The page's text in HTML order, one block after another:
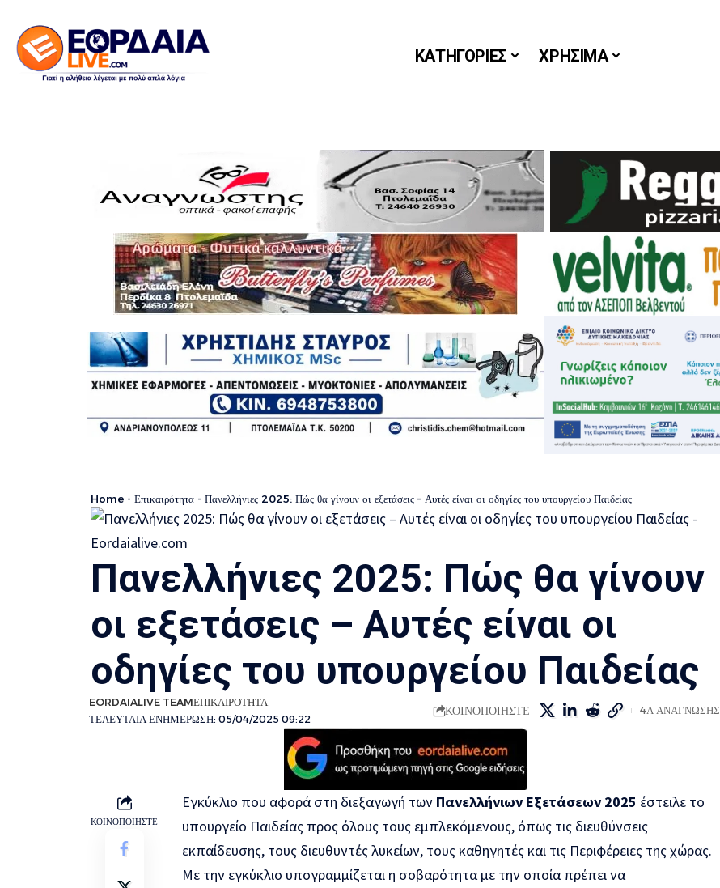
ΚΑΤΗΓΟΡΙΕΣ ΧΡΗΣΙΜΑ
Home - Επικαιρότητα - Πανελλήνιες 2025: Πώς θα γίνουν οι εξετάσεις – Αυτές είναι οι οδηγίες του υπουργείου Παιδείας
Πανελλήνιες 2025: Πώς θα γίνουν
οι εξετάσεις – Αυτές είναι οι
οδηγίες του υπουργείου Παιδείας
ΤΕΛΕΥΤΑΙΑ ΕΝΗΜΕΡΩΣΗ: 05/04/2025 09:22
EORDAIALIVE TEAMΕΠΙΚΑΙΡΟΤΗΤΑ
ΚΟΙΝΟΠΟΙΗΣΤΕ 4Λ ΑΝΑΓΝΩΣΗΣ
ΚΟΙΝΟΠΟΙΗΣΤΕ
Εγκύκλιο που αφορά στη διεξαγωγή των Πανελλήνιων Εξετάσεων 2025 έστειλε το
υπουργείο Παιδείας προς όλους τους εμπλεκόμενους, όπως τις διευθύνσεις
εκπαίδευσης, τους διευθυντές λυκείων, τους καθηγητές και τις Περιφέρειες της χώρας.
Με την εγκύκλιο υπογραμμίζεται η σοβαρότητα με την οποία πρέπει να